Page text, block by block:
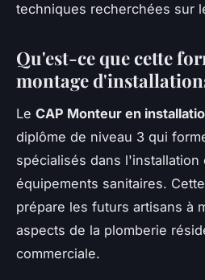
techniques recherchées sur
Qu'est-ce que cette
montage
Le CAP Monteur en
diplôme de niveau 3 qui
spécialisés dans l'installation
équipements sanitaires.
prépare les futurs artisans à
aspects de la plomberie
commerciale.